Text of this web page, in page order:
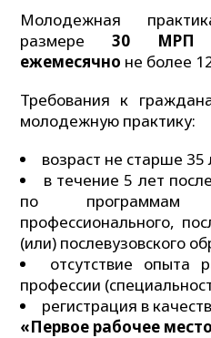
Молодежная
размере30 МРП
ежемесячно не более
Требования к
молодежную практику:
возраст не старше 35
в течение 5 лет
по программам
профессионального,
(или) послевузовского
отсутствие опыта
профессии
регистрация в
«Первое рабочее